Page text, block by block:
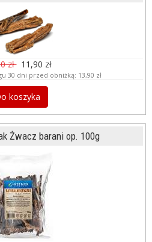
zł 11,90 zł
30 dni przed obniżką: 13,90 zł
koszyka
Żwacz barani op. 100g